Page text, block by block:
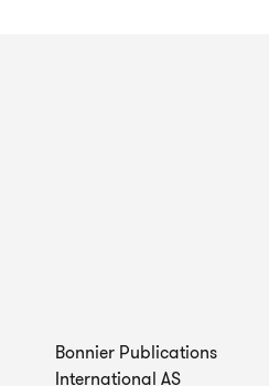
Bonnier Publications
International AS